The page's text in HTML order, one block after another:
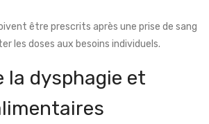
être prescrits après une prise de sang
les doses aux besoins individuels.
la dysphagie et